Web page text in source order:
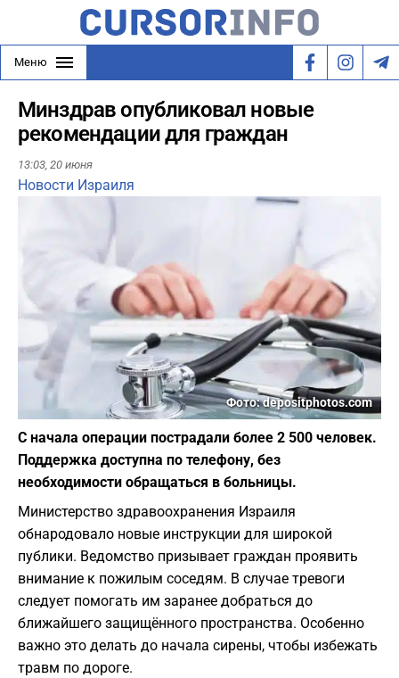
Меню
Минздрав опубликовал новые
рекомендации для граждан
13:03, 20 июня
Новости Израиля
Фото: depositphotos.com
С начала операции пострадали более 2 500 человек.
Поддержка доступна по телефону, без
необходимости обращаться в больницы.
Министерство здравоохранения Израиля
обнародовало новые инструкции для широкой
публики. Ведомство призывает граждан проявить
внимание к пожилым соседям. В случае тревоги
следует помогать им заранее добраться до
ближайшего защищённого пространства. Особенно
важно это делать до начала сирены, чтобы избежать
травм по дороге.